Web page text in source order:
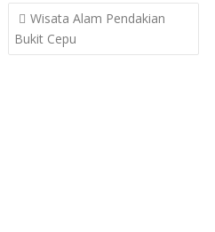
Post
navigation
Wisata Alam Pendakian
Bukit Cepu